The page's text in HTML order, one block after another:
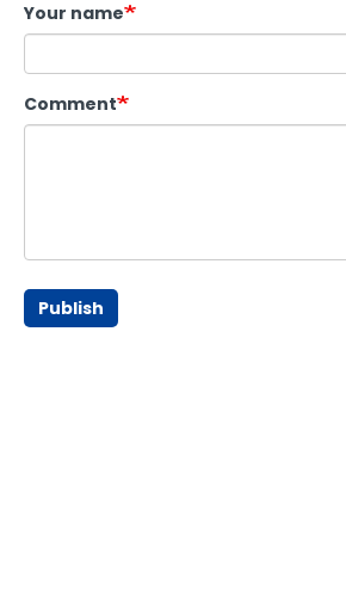
Your name
Comment
Publish